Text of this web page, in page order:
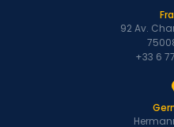
92 Av.
+33 6